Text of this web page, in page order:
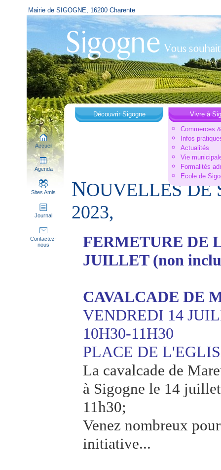
Mairie de SIGOGNE, 16200 Charente
Accueil
Agenda
Sites Amis
Journal
Contactez-
nous
Découvrir Sigogne
Vivre à
Commerces
Infos
Actualités
Vie
Formalités
Ecole de
NOUVELLES DE
2023,
FERMETURE DE
JUILLET (non
CAVALCADE DE
VENDREDI 14
10H30-11H30
PLACE DE
La cavalcade de
à Sigogne le 14
11h30;
Venez nombreux
initiative...